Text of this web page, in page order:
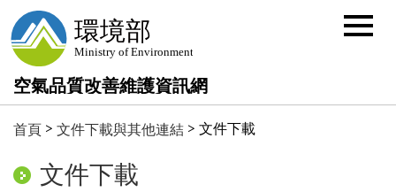
空氣品質改善維護資訊網
選
首頁 > 文件下載與其他連結 > 文件下載
文件下載